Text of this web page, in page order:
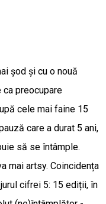
șod și cu o nouă
ca preocupare
cele mai faine 15
care a durat 5 ani,
să se întâmple.
mai artsy. Coincidența
cifrei 5: 15 ediții, în